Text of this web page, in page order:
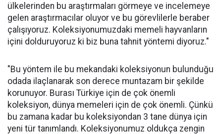
ülkelerinden bu araştırmaları görmeye ve incelemeye
gelen araştırmacılar oluyor ve bu görevlilerle beraber
çalışıyoruz. Koleksiyonumuzdaki memeli hayvanların
içini dolduruyoruz ki biz buna tahnit yöntemi diyoruz."
"Bu yöntem ile bu mekandaki koleksiyonun bulunduğu
odada ilaçlanarak son derece muntazam bir şekilde
korunuyor. Burası Türkiye için de çok önemli
koleksiyon, dünya memeleri için de çok önemli. Çünkü
bu zamana kadar bu koleksiyondan 3 tane dünya için
yeni tür tanımlandı. Koleksiyonumuz oldukça zengin